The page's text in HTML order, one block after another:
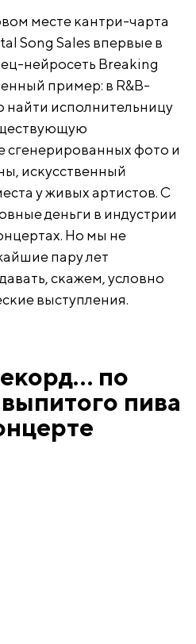
месте кантри-чарта
Song Sales впервые в
нейросеть Breaking
пример: в R&B-
исполнительницу
сгенерированных фото и
искусственный
у живых артистов. С
деньги в индустрии
Но мы не
пару лет
скажем, условно
выступления.
по
пива